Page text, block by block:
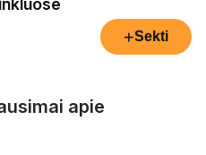
+Sekti
apie